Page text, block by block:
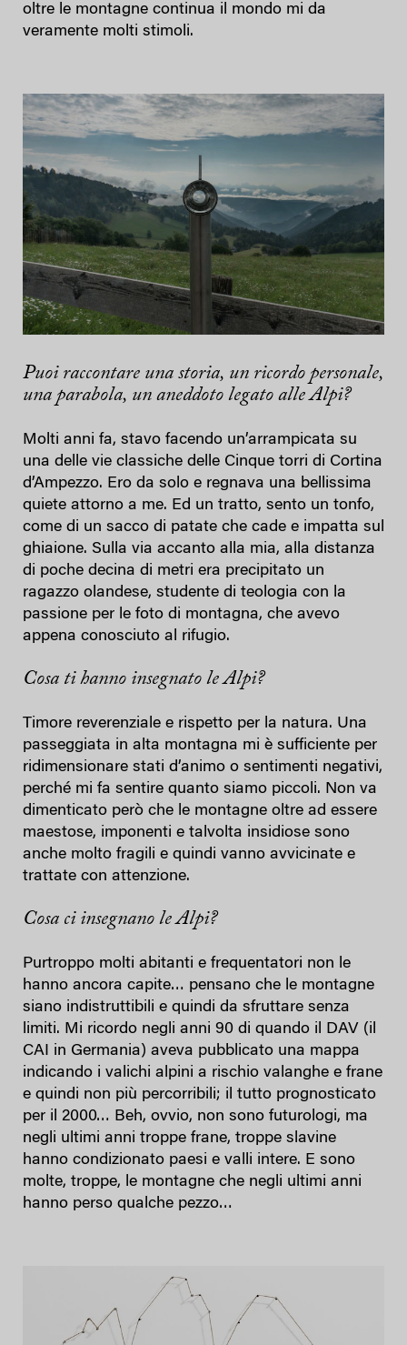
oltre le montagne continua il mondo mi da
veramente molti stimoli.
Puoi raccontare una storia, un ricordo personale,
una parabola, un aneddoto legato alle Alpi?
Molti anni fa, stavo facendo un’arrampicata su
una delle vie classiche delle Cinque torri di Cortina
d’Ampezzo. Ero da solo e regnava una bellissima
quiete attorno a me. Ed un tratto, sento un tonfo,
come di un sacco di patate che cade e impatta sul
ghiaione. Sulla via accanto alla mia, alla distanza
di poche decina di metri era precipitato un
ragazzo olandese, studente di teologia con la
passione per le foto di montagna, che avevo
appena conosciuto al rifugio.
Cosa ti hanno insegnato le Alpi?
Timore reverenziale e rispetto per la natura. Una
passeggiata in alta montagna mi è sufficiente per
ridimensionare stati d’animo o sentimenti negativi,
perché mi fa sentire quanto siamo piccoli. Non va
dimenticato però che le montagne oltre ad essere
maestose, imponenti e talvolta insidiose sono
anche molto fragili e quindi vanno avvicinate e
trattate con attenzione.
Cosa ci insegnano le Alpi?
Purtroppo molti abitanti e frequentatori non le
hanno ancora capite… pensano che le montagne
siano indistruttibili e quindi da sfruttare senza
limiti. Mi ricordo negli anni 90 di quando il DAV (il
CAI in Germania) aveva pubblicato una mappa
indicando i valichi alpini a rischio valanghe e frane
e quindi non più percorribili; il tutto prognosticato
per il 2000… Beh, ovvio, non sono futurologi, ma
negli ultimi anni troppe frane, troppe slavine
hanno condizionato paesi e valli intere. E sono
molte, troppe, le montagne che negli ultimi anni
hanno perso qualche pezzo…